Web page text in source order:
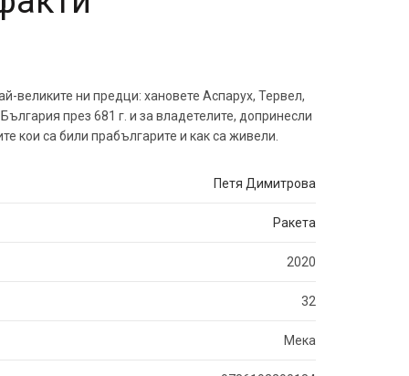
великите ни предци: хановете Аспарух, Тервел,
през 681 г. и за владетелите, допринесли
кои са били прабългарите и как са живели.
Петя Димитрова
Ракета
2020
32
Мека